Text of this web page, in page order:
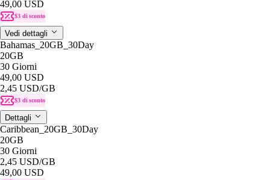
49,00 USD
$3 di sconto
Vedi dettagli
Bahamas_20GB_30Day
20GB
30 Giorni
49,00 USD
2,45 USD/GB
$3 di sconto
Dettagli
Caribbean_20GB_30Day
20GB
30 Giorni
2,45 USD/GB
49,00 USD